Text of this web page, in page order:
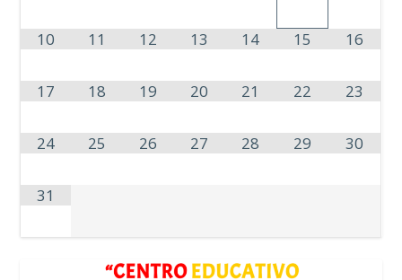
10 11 12 13 14 15 16
17 18 19 20 21 22 23
24 25 26 27 28 29 30
31